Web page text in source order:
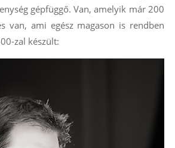
gépfüggő. Van, amelyik már 200
van, ami egész magason is rendben
zal készült: